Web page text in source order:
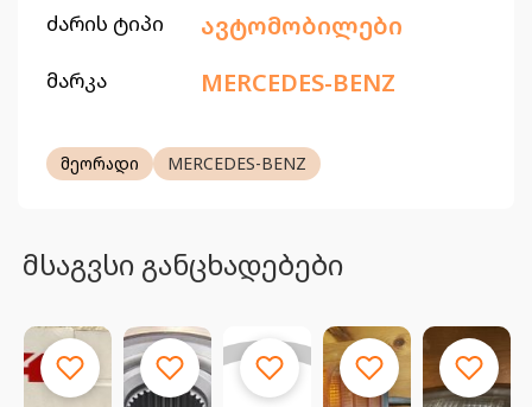
ძარის ტიპი ავტომობილები
მარკა MERCEDES-BENZ
მეორადი MERCEDES-BENZ
მსაგვსი განცხადებები